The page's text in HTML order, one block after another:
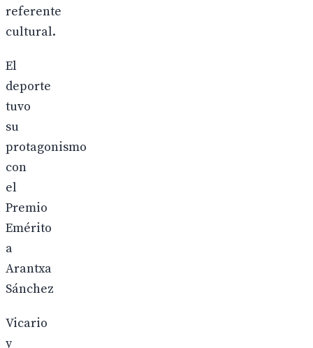
referente
cultural.
El
deporte
tuvo
su
protagonismo
con
el
Premio
Emérito
a
Arantxa
Sánchez
Vicario
y